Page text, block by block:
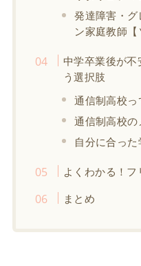
発達障害・
ン家庭教師【
中学卒業後が不
う選択肢
通信制高校っ
通信制高校
自分に合っ
よくわかる！
まとめ